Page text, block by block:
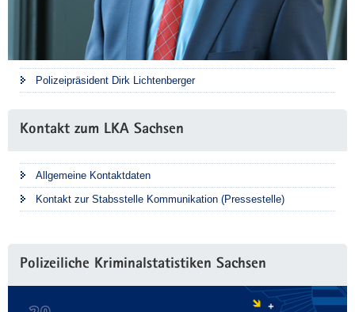
Polizeipräsident Dirk Lichtenberger
Kontakt zum LKA Sachsen
Allgemeine Kontaktdaten
Kontakt zur Stabsstelle Kommunikation (Pressestelle)
Polizeiliche Kriminalstatistiken Sachsen